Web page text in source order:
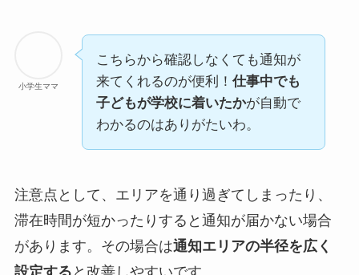
小学生ママ
こちらから確認しなくても通知が
来てくれるのが便利！ 仕事中でも
子どもが学校に着いたかが自動で
わかるのはありがたいわ。
注意点として、エリアを通り過ぎてしまったり、
滞在時間が短かったりすると通知が届かない場合
があります。その場合は通知エリアの半径を広く
設定する と改善しやすいです。